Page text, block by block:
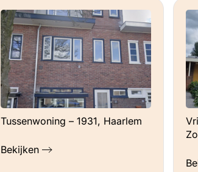
Tussenwoning – 1931, Haarlem
Bekijken